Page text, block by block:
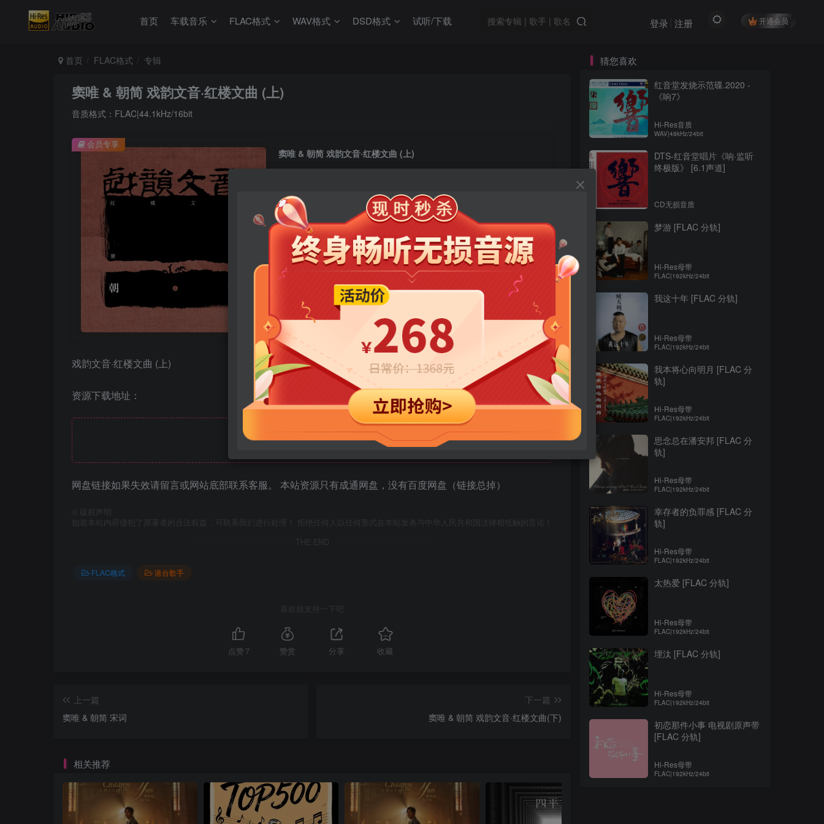
首页 车载音乐 FLAC格式 WAV格式 DSD格式 试听/下载 开通会员
登录 注册
首页 FLAC格式 专辑
窦唯 & 朝简 戏韵文音·红楼文曲 (上)
音质格式：FLAC|44.1kHz/16bit
窦唯 & 朝简 戏韵文音·红楼文曲 (上)
￥9.9 限时特惠
￥99
年卡会员免费 永久会员 免费
立即购买
您当前未登录！建议登陆后购买，可保存购买订单
会员专享
戏韵文音·红楼文曲 (上)
资源下载地址：
此处内容已隐藏，请付费后查看
网盘链接如果失效请留言或网站底部联系客服。 本站资源只有成通网盘，没有百度网盘（链接总掉）
版权声明
如若本站内容侵犯了原著者的合法权益，可联系我们进行处理！ 拒绝任何人以任何形式在本站发表与中华人民共和国法律相抵触的言论！
THE END
FLAC格式 港台歌手
喜欢就支持一下吧
点赞 7 赞赏 分享 收藏
上一篇
窦唯 & 朝简 宋词
下一篇
窦唯 & 朝简 戏韵文音·红楼文曲(下)
相关推荐
猜您喜欢
红音堂发烧示范碟.2020 -
《响7》
Hi-Res音质
WAV|48kHz/24bit
DTS-红音堂唱片《响·监听
终极版》 [6.1声道]
CD无损音质
梦游 [FLAC 分轨]
Hi-Res母带
FLAC|192kHz/24bit
我这十年 [FLAC 分轨]
Hi-Res母带
FLAC|192kHz/24bit
我本将心向明月 [FLAC 分
轨]
Hi-Res母带
FLAC|192kHz/24bit
思念总在潘安邦 [FLAC 分
轨]
Hi-Res母带
FLAC|192kHz/24bit
幸存者的负罪感 [FLAC 分
轨]
Hi-Res母带
FLAC|192kHz/24bit
太热爱 [FLAC 分轨]
Hi-Res母带
FLAC|192kHz/24bit
埋汰 [FLAC 分轨]
Hi-Res母带
FLAC|192kHz/24bit
初恋那件小事 电视剧原声带
[FLAC 分轨]
Hi-Res母带
FLAC|192kHz/24bit